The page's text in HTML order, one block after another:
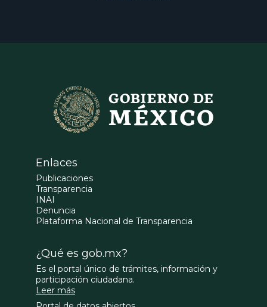
Enlaces
Publicaciones
Transparencia
INAI
Denuncia
Plataforma Nacional de Transparencia
¿Qué es gob.mx?
Es el portal único de trámites, información y
participación ciudadana.
Leer más